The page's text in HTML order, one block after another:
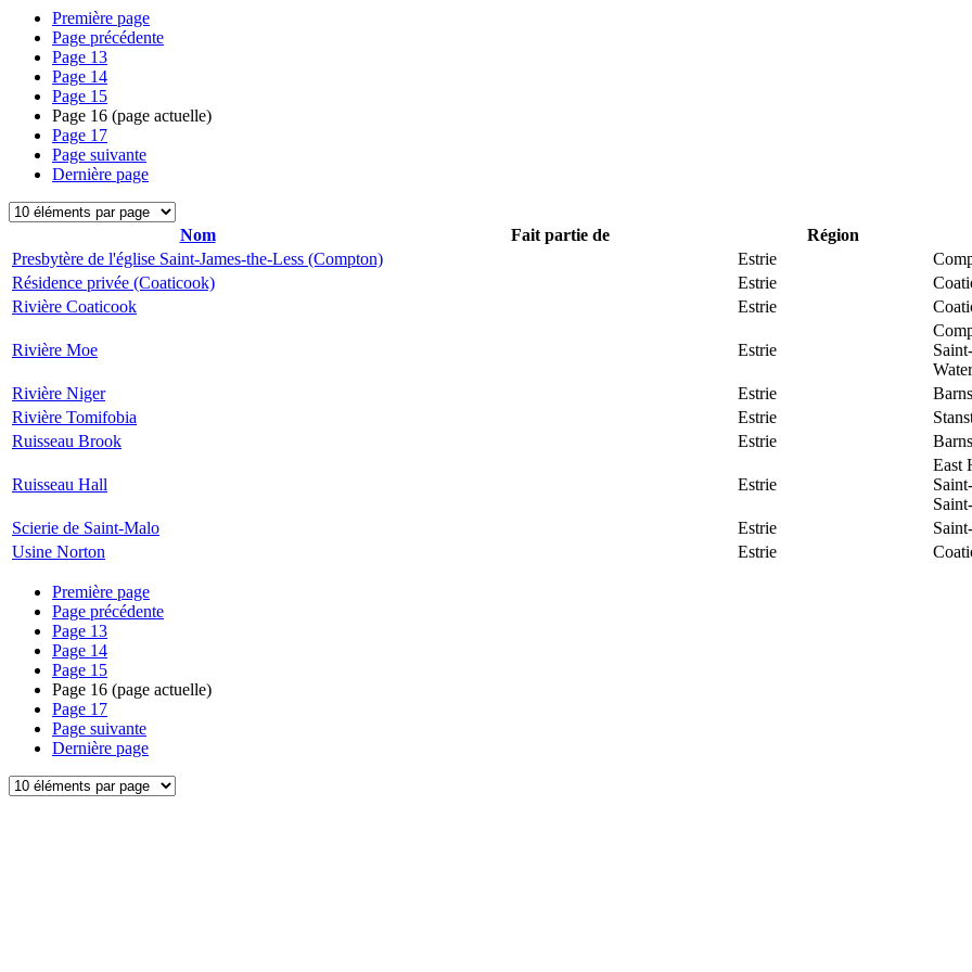
Première page
Page précédente
Page 13
Page 14
Page 15
Page 16 (page actuelle)
Page 17
Page suivante
Dernière page
Nom Fait partie de Région
Presbytère de l'église Saint-James-the-Less (Compton)
Estrie
Résidence privée (Coaticook)
Estrie
Rivière Coaticook
Estrie
Rivière Moe Estrie
Rivière Niger
Estrie
Rivière Tomifobia
Estrie
Ruisseau Brook
Estrie
Ruisseau Hall Estrie
East
Scierie de Saint-Malo
Estrie
Usine Norton
Estrie
Première page
Page précédente
Page 13
Page 14
Page 15
Page 16 (page actuelle)
Page 17
Page suivante
Dernière page